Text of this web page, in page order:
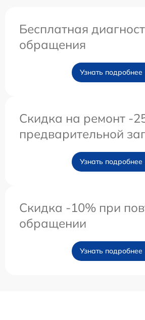
Бесплатная
обращения
Узнать подробнее
Скидка на ремонт -
предварительной
Узнать подробнее
Скидка -10% при
обращении
Узнать подробнее